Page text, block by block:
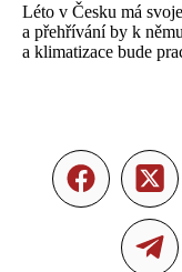
Léto v Česku má
a přehřívání by k
a klimatizace bude